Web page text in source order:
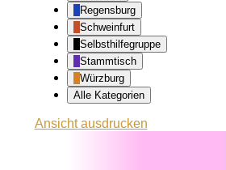
Regensburg
Schweinfurt
Selbsthilfegruppe
Stammtisch
Würzburg
Alle Kategorien
Ansichtausdrucken